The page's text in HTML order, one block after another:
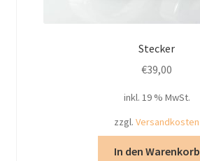
Stecker
€39,00
inkl. 19 % MwSt.
zzgl. Versandkosten
In den Warenkorb